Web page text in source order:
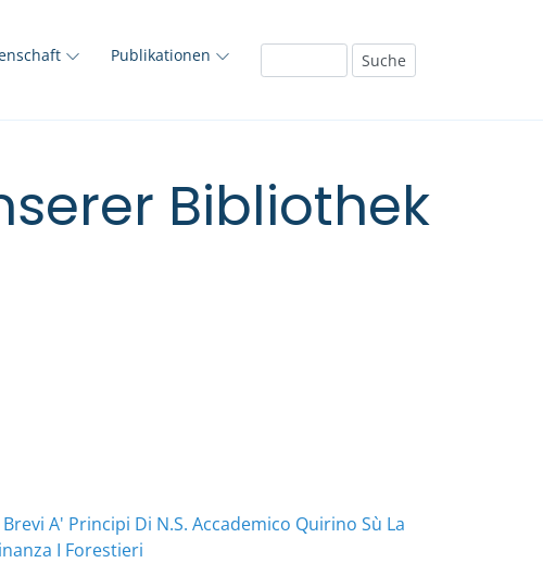
Publikationen
Bibliothek
A' Principi Di N.S. Accademico Quirino Sù La
I Forestieri